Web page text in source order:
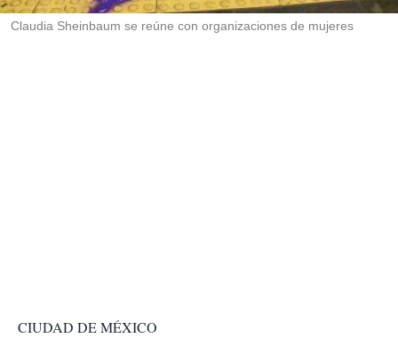
r
Claudia Sheinbaum se reúne con organizaciones de mujeres
CIUDAD DE MÉXICO